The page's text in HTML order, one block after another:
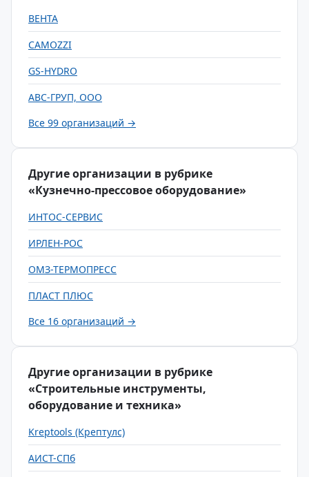
ВЕНТА
CAMOZZI
GS-HYDRO
АВС-ГРУП, ООО
Все 99 организаций →
Другие организации в рубрике
«Кузнечно-прессовое оборудование»
ИНТОС-СЕРВИС
ИРЛЕН-РОС
ОМЗ-ТЕРМОПРЕСС
ПЛАСТ ПЛЮС
Все 16 организаций →
Другие организации в рубрике
«Строительные инструменты,
оборудование и техника»
Kreptools (Крептулс)
АИСТ-СПб